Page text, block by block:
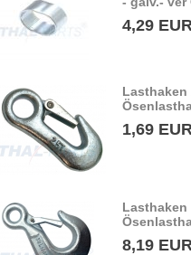
4,29
Lasthaken
1,69
Lasthaken
8,19